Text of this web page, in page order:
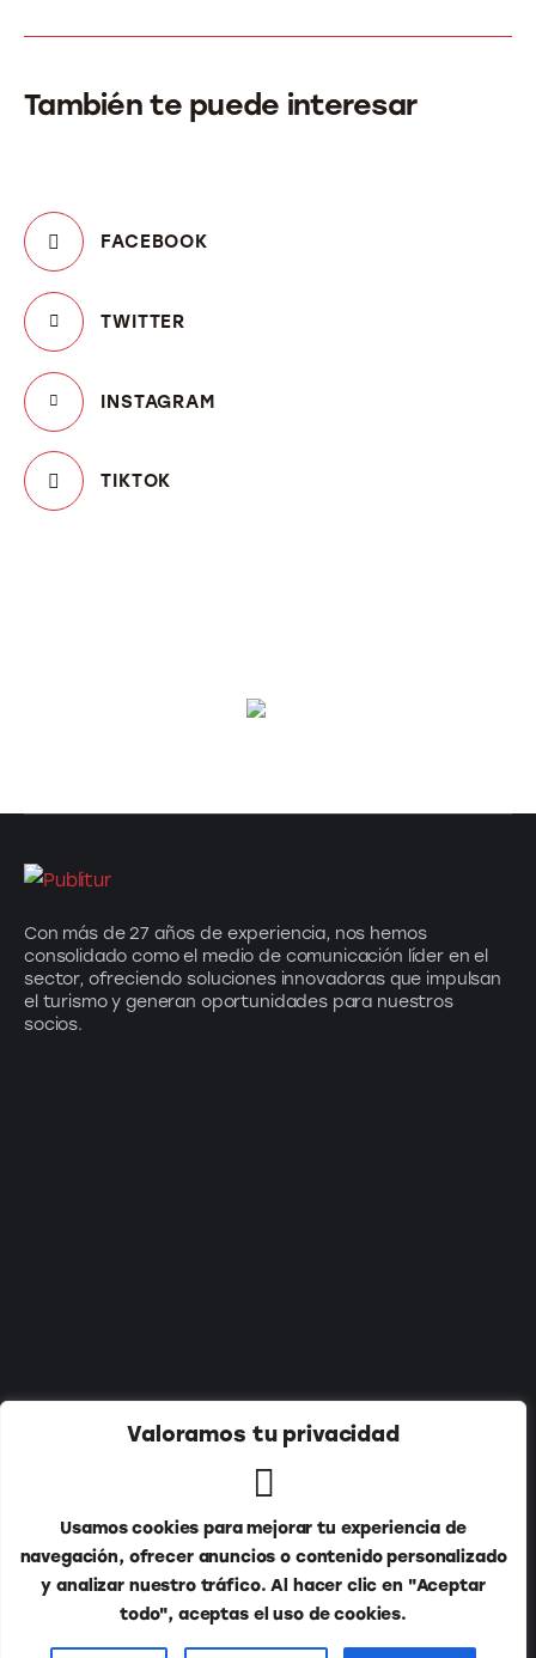
Valoramos tu privacidad
Usamos cookies para mejorar tu experiencia de
navegación, ofrecer anuncios o contenido personalizado
y analizar nuestro tráfico. Al hacer clic en "Aceptar
todo", aceptas el uso de cookies.
También te puede interesar
FACEBOOK
TWITTER
INSTAGRAM
TIKTOK
Con más de 27 años de experiencia, nos hemos
consolidado como el medio de comunicación líder en el
sector, ofreciendo soluciones innovadoras que impulsan
el turismo y generan oportunidades para nuestros
socios.
Publitur © 2026. Todos los derechos reservados.